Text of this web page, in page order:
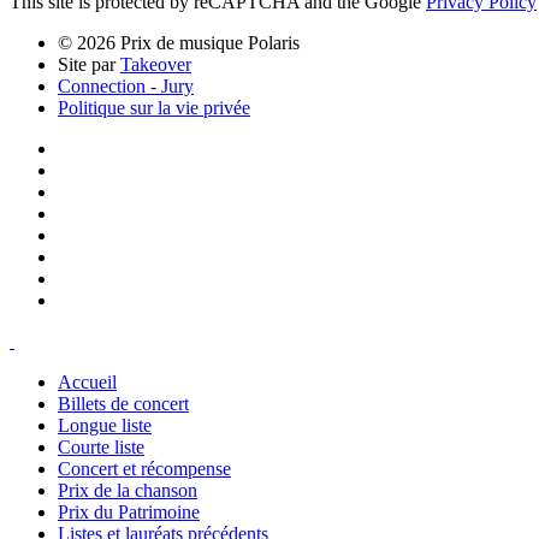
© 2026 Prix de musique Polaris
Site parTakeover
Connection - Jury
Politique sur la vie privée
Accueil
Billets de concert
Longue liste
Courte liste
Concert et récompense
Prix de la chanson
Prix du Patrimoine
Listes et lauréats précédents